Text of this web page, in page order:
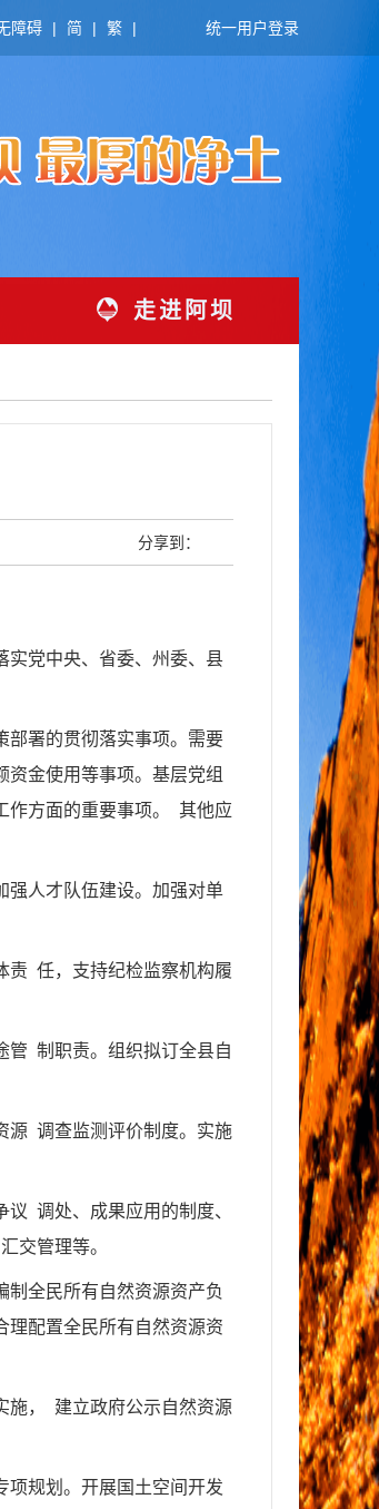
障碍 | 简 | 繁 | 统一用户登录
走进阿坝
分享到：
实党中央、省委、州委、县
部署的贯彻落实事项。需要
金使用等事项。基层党组
方面的重要事项。
其他应
强人才队伍建设。加强对单
责 任，支持纪检监察机构履
管 制职责。组织拟订全县自
源 调查监测评价制度。实施
议 调处、成果应用的制度、
交管理等。
制全民所有自然资源资产负
理配置全民所有自然资源资
，
建立政府公示自然资源
项规划。开展国土空间开发